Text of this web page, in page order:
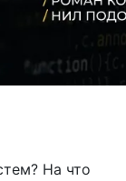
На что